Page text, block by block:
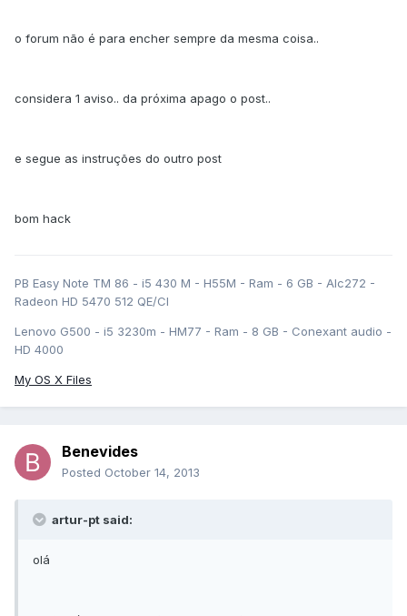
o forum não é para encher sempre da mesma coisa..
considera 1 aviso.. da próxima apago o post..
e segue as instruções do outro post
bom hack
PB Easy Note TM 86 - i5 430 M - H55M - Ram - 6 GB - Alc272 -
Radeon HD 5470 512 QE/CI
Lenovo G500 - i5 3230m - HM77 - Ram - 8 GB - Conexant audio -
HD 4000
My OS X Files
Benevides
Posted October 14, 2013
artur-pt said:
olá